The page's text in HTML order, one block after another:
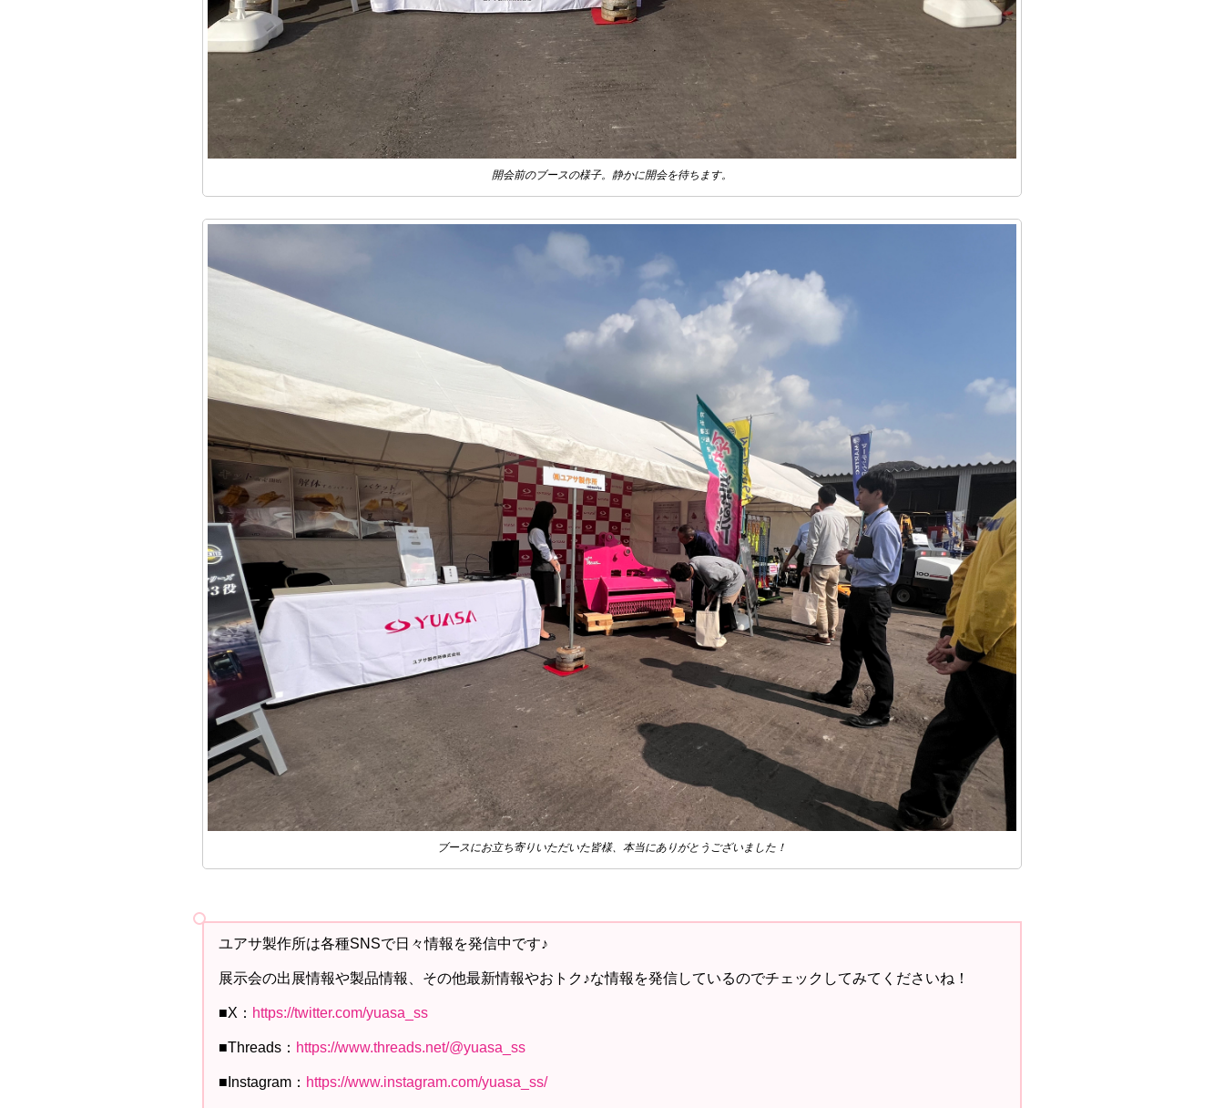
開会前のブースの様子。静かに開会を待ちます。
ブースにお立ち寄りいただいた皆様、本当にありがとうございました！
ユアサ製作所は各種SNSで日々情報を発信中です♪
展示会の出展情報や製品情報、その他最新情報やおトク♪な情報を発信しているのでチェックしてみてくださいね！
■X： https://twitter.com/yuasa_ss
■Threads： https://www.threads.net/@yuasa_ss
■Instagram： https://www.instagram.com/yuasa_ss/